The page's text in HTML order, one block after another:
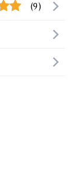
(9)